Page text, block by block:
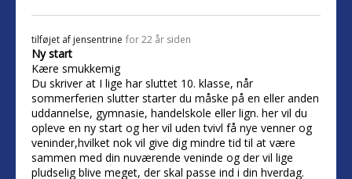
tilføjet af jensentrine for 22 år siden
Ny start
Kære smukkemig
Du skriver at I lige har sluttet 10. klasse, når
sommerferien slutter starter du måske på en eller anden
uddannelse, gymnasie, handelskole eller lign. her vil du
opleve en ny start og her vil uden tvivl få nye venner og
veninder,hvilket nok vil give dig mindre tid til at være
sammen med din nuværende veninde og der vil lige
pludselig blive meget, der skal passe ind i din hverdag.